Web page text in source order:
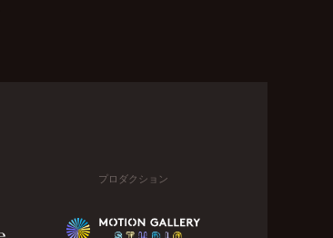
プロダクション